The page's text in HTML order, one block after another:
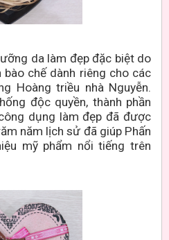
da làm đẹp đặc biệt do
chế dành riêng cho các
Hoàng triều nhà Nguyễn.
độc quyền, thành phần
dụng làm đẹp đã được
năm lịch sử đã giúp Phấn
mỹ phẩm nổi tiếng trên